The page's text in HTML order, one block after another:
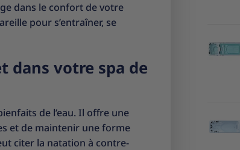
dans le confort de votre
pour s’entraîner, se
dans votre spa de
de l’eau. Il offre une
et de maintenir une forme
citer la natation à contre-